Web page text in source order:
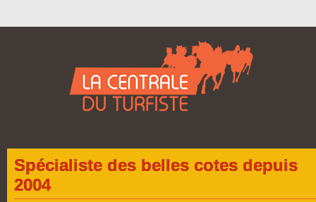
Spécialiste des belles cotes depuis
2004